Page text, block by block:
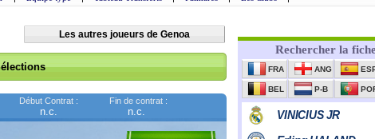
Les autres joueurs de Genoa
Début Contrat :
n.c.
Fin de contrat :
n.c.